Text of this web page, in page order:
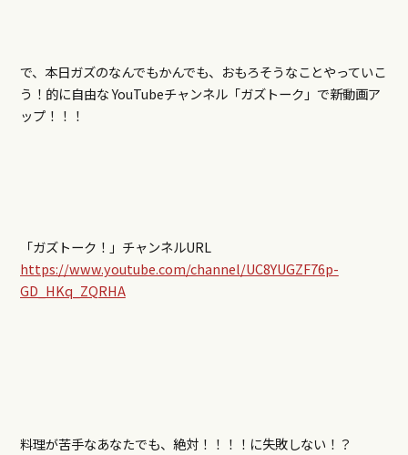
で、本日ガズのなんでもかんでも、おもろそうなことやっていこ
う！的に自由な YouTubeチャンネル「ガズトーク」で新動画ア
ップ！！！
「ガズトーク！」チャンネルURL
https://www.youtube.com/channel/UC8YUGZF76p-
GD_HKq_ZQRHA
料理が苦手なあなたでも、絶対！！！！に失敗しない！？